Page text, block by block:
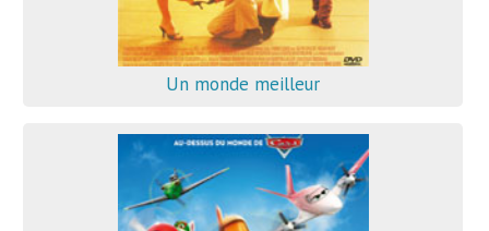
Un monde meilleur